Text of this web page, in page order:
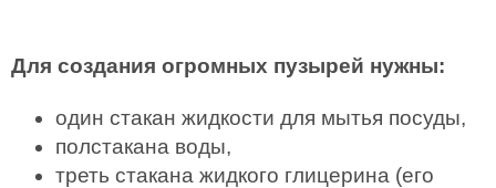
Для создания огромных пузырей нужны:
один стакан жидкости для мытья посуды,
полстакана воды,
треть стакана жидкого глицерина (его